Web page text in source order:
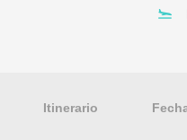
Itinerario